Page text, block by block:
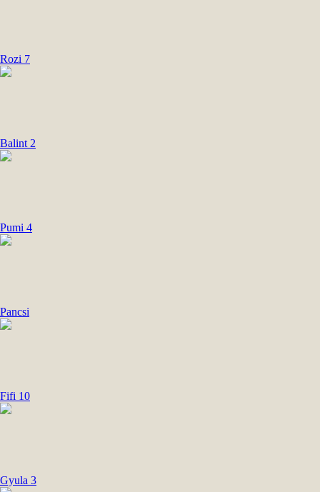
Rozi 7
Balint 2
Pumi 4
Pancsi
Fifi 10
Gyula 3